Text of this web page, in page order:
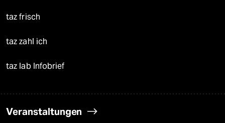
taz frisch
taz zahl ich
taz lab Infobrief
Veranstaltungen